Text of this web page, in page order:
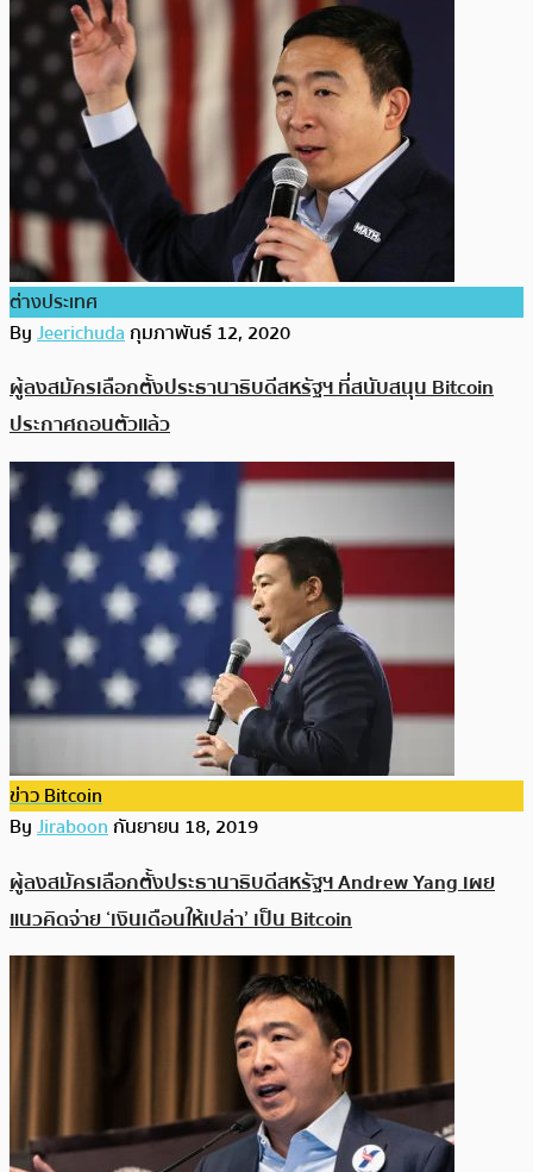
ต่างประเทศ
ByJeerichudaกุมภาพันธ์ 12, 2020
ผู้ลงสมัครเลือกตั้งประธานาธิบดีสหรัฐฯ ที่สนับสนุน Bitcoin
ประกาศถอนตัวแล้ว
ข่าว Bitcoin
ByJiraboonกันยายน 18, 2019
ผู้ลงสมัครเลือกตั้งประธานาธิบดีสหรัฐฯ Andrew Yang เผย
แนวคิดจ่าย ‘เงินเดือนให้เปล่า’ เป็น Bitcoin